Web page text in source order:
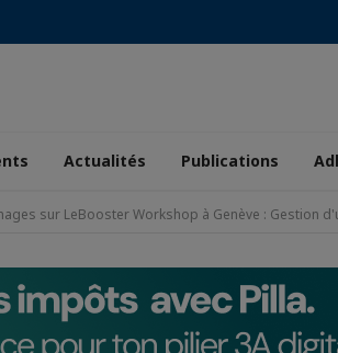
Actualités Publications
sur LeBooster Workshop à Genève : Gestion